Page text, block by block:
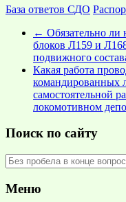
База ответов СДО
← Обязательно ли
блоков Л159 и
подвижного
Какая работа
командированных
самостоятельной
локомотивном
Поиск по сайту
Меню